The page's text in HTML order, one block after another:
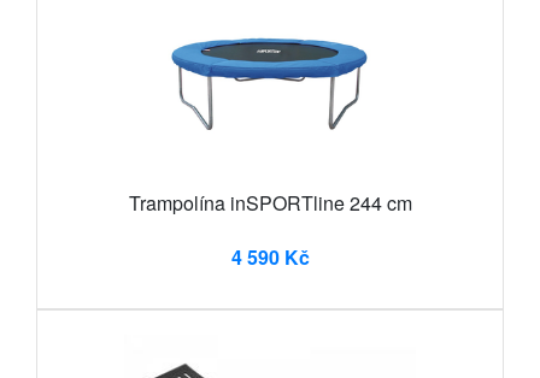
Trampolína inSPORTline 244 cm
4 590 Kč